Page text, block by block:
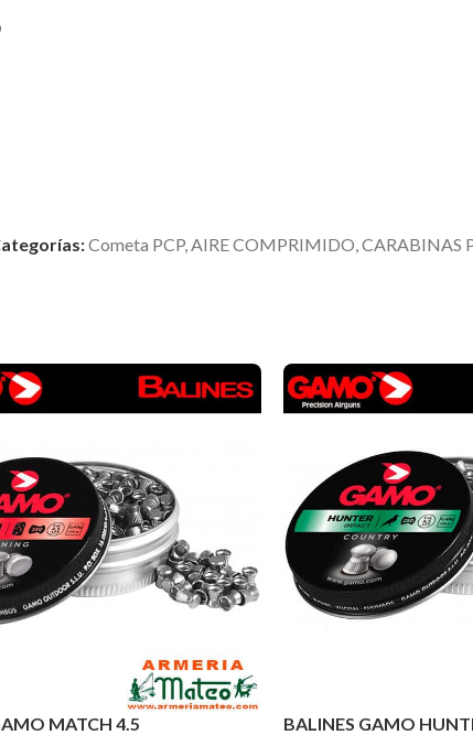
Cometa PCP, AIRE COMPRIMIDO CARABINAS
MATCH 4.5 BALINES GAMO